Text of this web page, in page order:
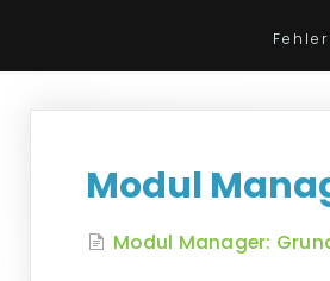
Modul
Modul Manager: